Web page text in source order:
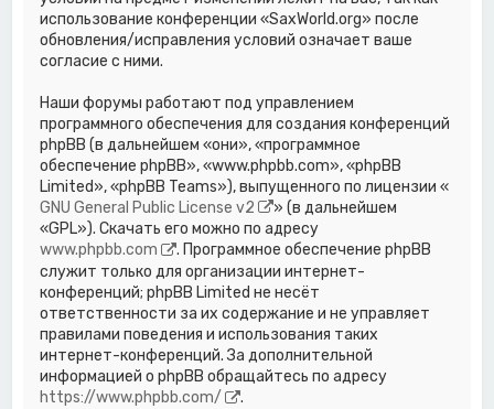
использование конференции «SaxWorld.org» после
обновления/исправления условий означает ваше
согласие с ними.
Наши форумы работают под управлением
программного обеспечения для создания конференций
phpBB (в дальнейшем «они», «программное
обеспечение phpBB», «www.phpbb.com», «phpBB
Limited», «phpBB Teams»), выпущенного по лицензии «
GNU General Public License v2
» (в дальнейшем
«GPL»). Скачать его можно по адресу
www.phpbb.com
. Программное обеспечение phpBB
служит только для организации интернет-
конференций; phpBB Limited не несёт
ответственности за их содержание и не управляет
правилами поведения и использования таких
интернет-конференций. За дополнительной
информацией о phpBB обращайтесь по адресу
https://www.phpbb.com/
.